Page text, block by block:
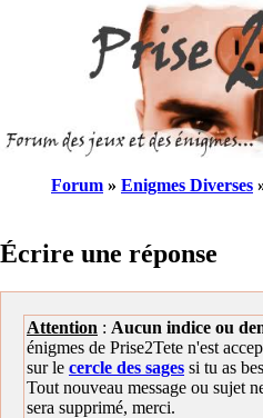
Forum » Enigmes Diverses
Écrire une réponse
Attention : Aucun indice ou
énigmes de Prise2Tete n'est
sur le cercle des sages si tu as
Tout nouveau message ou sujet
sera supprimé, merci.